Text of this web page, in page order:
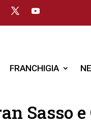
FRANCHIGIA
Sasso e